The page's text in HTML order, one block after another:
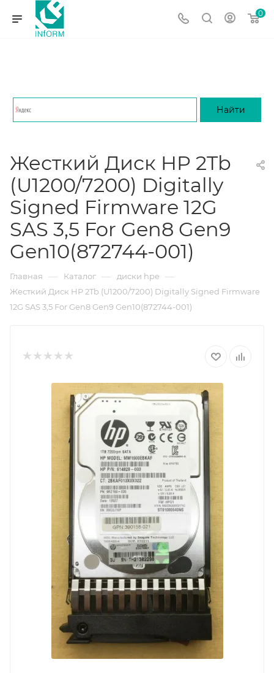
0
Жесткий Диск HP 2Tb
(U1200/7200) Digitally
Signed Firmware 12G
SAS 3,5 For Gen8 Gen9
Gen10(872744-001)
Главная — Каталог — диски hpe —
Жесткий Диск HP 2Tb (U1200/7200) Digitally Signed Firmware
12G SAS 3,5 For Gen8 Gen9 Gen10(872744-001)